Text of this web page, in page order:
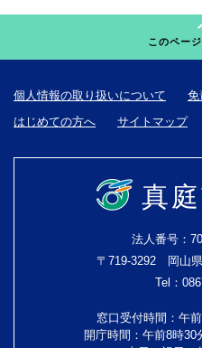
このペー
個人情報の取り扱いについて 免
はじめての方へ
サイトマップ
真
法人番号：
〒719-3292 岡山
Tel：
窓口受付時間：午
開庁時間：午前8時30